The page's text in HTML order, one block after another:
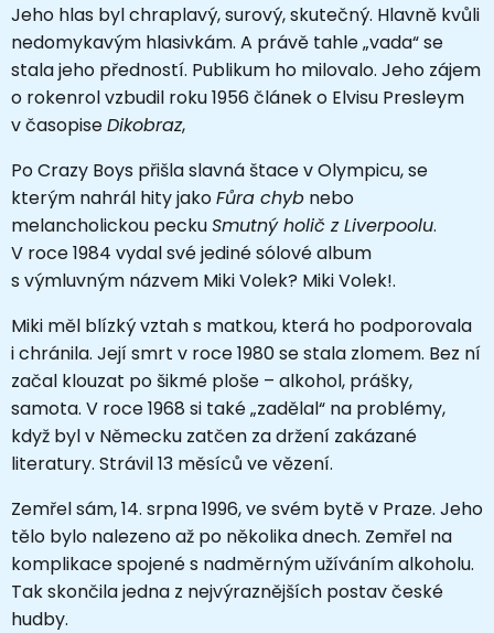
Jeho hlas byl chraplavý, surový, skutečný. Hlavně kvůli
nedomykavým hlasivkám. A právě tahle „vada“ se
stala jeho předností. Publikum ho milovalo. Jeho zájem
o rokenrolvzbudil roku 1956 článek o Elvisu Presleym
v časopiseDikobraz,
Po Crazy Boys přišla slavná štace v Olympicu, se
kterým nahrál hity jakoFůra chyb nebo
melancholickou peckuSmutný holič z Liverpoolu.
V roce 1984 vydal své jediné sólové album
s výmluvným názvem Miki Volek? Miki Volek!.
Miki měl blízký vztah s matkou, která ho podporovala
i chránila. Její smrt v roce 1980 se stala zlomem. Bez ní
začal klouzat po šikmé ploše – alkohol, prášky,
samota. V roce 1968 si také „zadělal“ na problémy,
když byl v Německu zatčen za držení zakázané
literatury. Strávil 13 měsíců ve vězení.
Zemřel sám, 14. srpna 1996, ve svém bytě v Praze. Jeho
tělo bylo nalezeno až po několika dnech. Zemřel na
komplikace spojené s nadměrným užíváním alkoholu.
Tak skončila jedna z nejvýraznějších postav české
hudby.